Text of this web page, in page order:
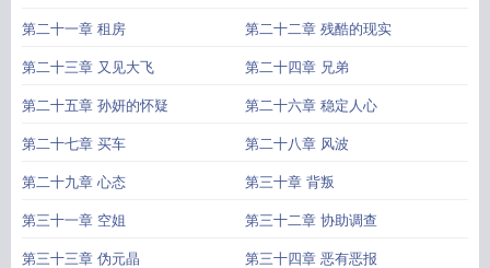
第二十一章 租房 第二十二章 残酷的现实
第二十三章 又见大飞 第二十四章 兄弟
第二十五章 孙妍的怀疑 第二十六章 稳定人心
第二十七章 买车 第二十八章 风波
第二十九章 心态 第三十章 背叛
第三十一章 空姐 第三十二章 协助调查
第三十三章 伪元晶 第三十四章 恶有恶报